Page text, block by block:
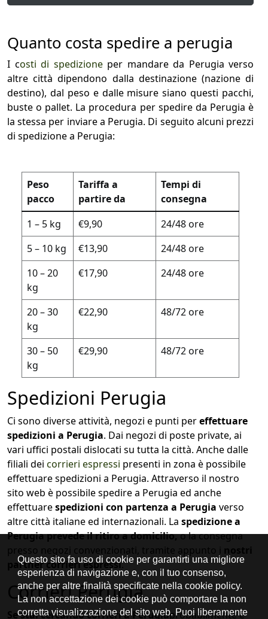
Quanto costa spedire a perugia
I costi di spedizioneper mandare da Perugia verso
altre città dipendono dalla destinazione (nazione di
destino), dal peso e dalle misure siano questi pacchi,
buste o pallet. La procedura per spedire da Perugia è
la stessa per inviare a Perugia. Di seguito alcuni prezzi
di spedizione a Perugia:
Peso
pacco
Tariffa a
partire da
Tempi di
consegna
1 – 5 kg
€9,90
24/48 ore
5 – 10 kg
€13,90
24/48 ore
10 – 20
kg
€17,90 24/48 ore
20 – 30
kg
€22,90 48/72 ore
30 – 50
kg
€29,90 48/72 ore
Spedizioni Perugia
Ci sono diverse attività, negozi e punti pereffettuare
spedizioni a Perugia. Dai negozi di poste private, ai
vari uffici postali dislocati su tutta la città. Anche dalle
filiali dei corrieri espressi presenti in zona è possibile
effettuare spedizioni a Perugia. Attraverso il nostro
sito web è possibile spedire a Perugia ed anche
effettuarespedizioni con partenza a Perugia verso
altre città italiane ed internazionali. La spedizione a
Perugia prevede il ritiro a domicilio,o la consegna
presso negozi convenzionati, tramite appunto i nostri
partner corrieri espressi.
Corrieri Perugia
Se stai cercando corrieri a Perugiaprobabilmente è